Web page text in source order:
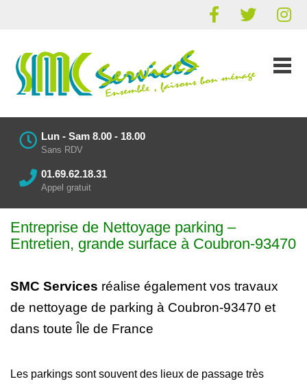
Lun - Sam 8.00 - 18.00
Sans RDV
01.69.62.18.31
Appel gratuit
Entreprise de Nettoyage parking –
Entretien, grande surface à Coubron-93470
SMC Services réalise également vos travaux
de nettoyage de parking à Coubron-93470 et
dans toute Île de France
Les parkings sont souvent des lieux de passage très